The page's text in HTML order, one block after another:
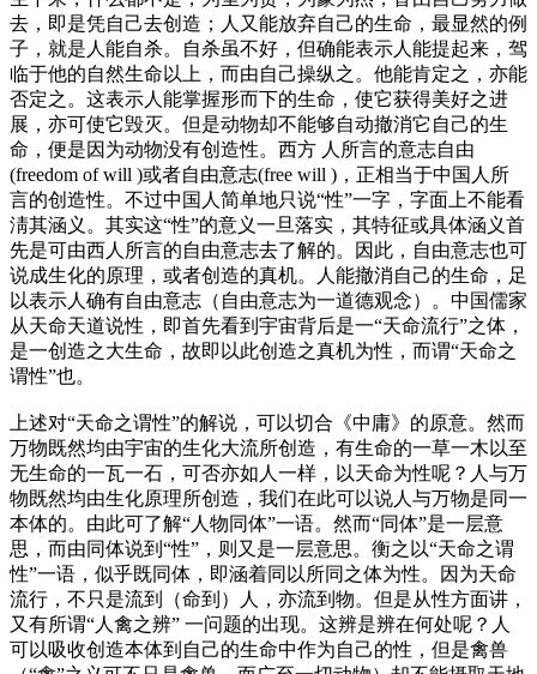
去，即是凭自己去创造；人又能放弃自己的生命，最显然的例
子，就是人能自杀。自杀虽不好，但确能表示人能提起来，驾
临于他的自然生命以上，而由自己操纵之。他能肯定之，亦能
否定之。这表示人能掌握形而下的生命，使它获得美好之进
展，亦可使它毁灭。但是动物却不能够自动撤消它自己的生
命，便是因为动物没有创造性。西方 人所言的意志自由
(freedom of will )或者自由意志(free will )，正相当于中国人所
言的创造性。不过中国人简单地只说“性”一字，字面上不能看
淸其涵义。其实这“性”的意义一旦落实，其特征或具体涵义首
先是可由西人所言的自由意志去了解的。因此，自由意志也可
说成生化的原理，或者创造的真机。人能撤消自己的生命，足
以表示人确有自由意志（自由意志为一道德观念）。中国儒家
从天命天道说性，即首先看到宇宙背后是一“天命流行”之体，
是一创造之大生命，故即以此创造之真机为性，而谓“天命之
谓性”也。
上述对“天命之谓性”的解说，可以切合《中庸》的原意。然而
万物既然均由宇宙的生化大流所创造，有生命的一草一木以至
无生命的一瓦一石，可否亦如人一样，以天命为性呢？人与万
物既然均由生化原理所创造，我们在此可以说人与万物是同一
本体的。由此可了解“人物同体”一语。然而“同体”是一层意
思，而由同体说到“性”，则又是一层意思。衡之以“天命之谓
性”一语，似乎既同体，即涵着同以所同之体为性。因为天命
流行，不只是流到（命到）人，亦流到物。但是从性方面讲，
又有所谓“人禽之辨” 一问题的出现。这辨是辨在何处呢？人
可以吸收创造本体到自己的生命中作为自己的性，但是禽兽